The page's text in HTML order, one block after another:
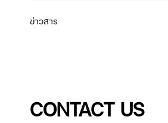
ข่าวสาร
CONTACT US